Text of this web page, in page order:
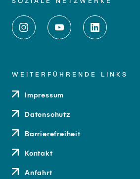
WEITERFÜHRENDE LINKS
Impressum
Datenschutz
Barrierefreiheit
Kontakt
Anfahrt